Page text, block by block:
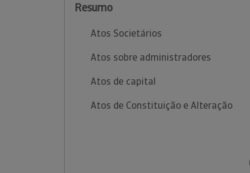
Resumo
Atos Societários
Atos sobre administradores
Atos de capital
Atos de Constituição e Alteração